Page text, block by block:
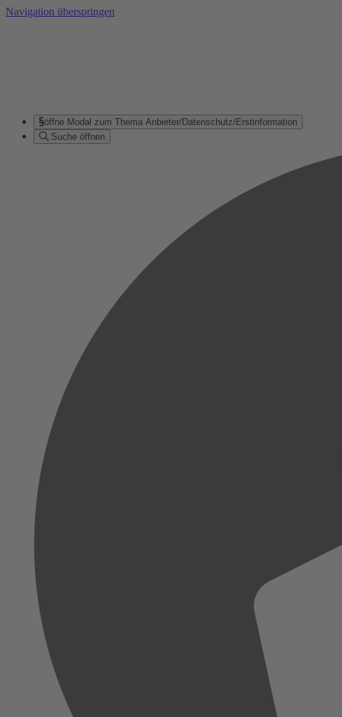
Navigation überspringen
öffne Modal zum Thema Anbieter/Datenschutz/Erstinformation
Suche öffnen